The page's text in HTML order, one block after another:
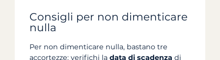
Consigli per non dimenticare
nulla
Per non dimenticare nulla, bastano tre
accortezze: verifichi la data di scadenza di